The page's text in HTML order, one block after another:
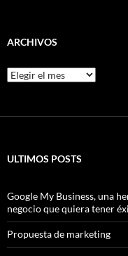
ARCHIVOS
Archivos
ULTIMOS POSTS
Google My Business, una
negocio que quiera tener
Propuesta de marketing